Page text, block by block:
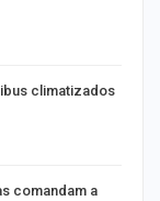
climatizados
comandam a